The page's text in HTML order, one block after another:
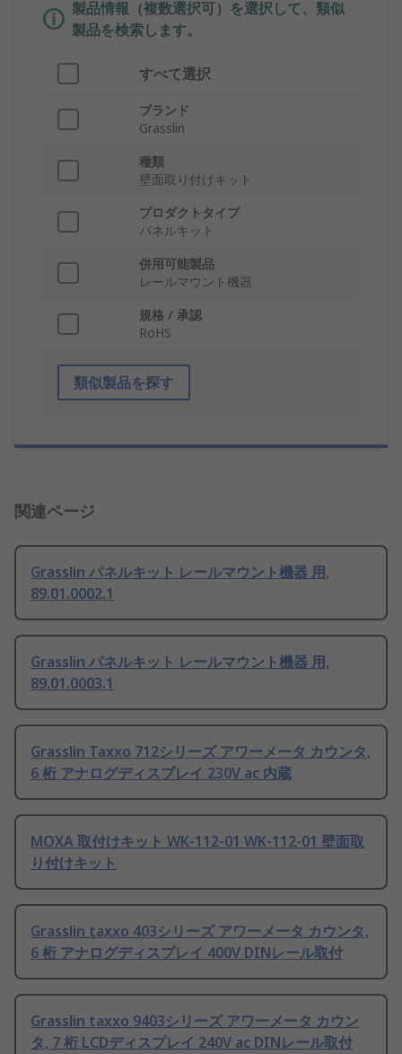
製品情報（複数選択可）を選択して、類似
製品を検索します。
すべて選択
ブランド
Grasslin
種類
壁面取り付けキット
プロダクトタイプ
パネルキット
併用可能製品
レールマウント機器
規格 / 承認
RoHS
類似製品を探す
関連ページ
Grasslin パネルキット レールマウント機器 用,
89.01.0002.1
Grasslin パネルキット レールマウント機器 用,
89.01.0003.1
Grasslin Taxxo 712シリーズ アワーメータ カウンタ,
6 桁 アナログディスプレイ 230V ac 内蔵
MOXA 取付けキット WK-112-01 WK-112-01 壁面取
り付けキット
Grasslin taxxo 403シリーズ アワーメータ カウンタ,
6 桁 アナログディスプレイ 400V DINレール取付
Grasslin taxxo 9403シリーズ アワーメータ カウン
タ, 7 桁 LCDディスプレイ 240V ac DINレール取付